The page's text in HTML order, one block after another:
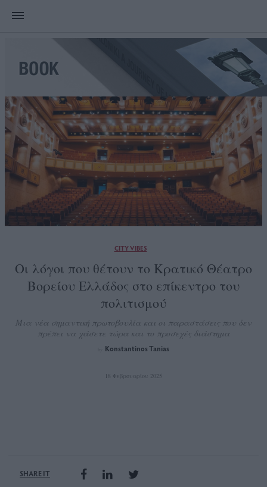
CITY VIBES
Οι λόγοι που θέτουν το Κρατικό Θέατρο
Βορείου Ελλάδος στο επίκεντρο του
πολιτισμού
Μια νέα σημαντική πρωτοβουλία και οι παραστάσεις που δεν
πρέπει να χάσετε τώρα και το προσεχές διάστημα
Konstantinos Tanias
18 Φεβρουαρίου 2025
SHARE IT